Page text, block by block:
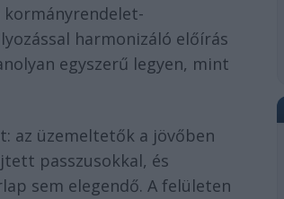
harmonizáló előírás
egyszerű legyen, mint
az üzemeltetők a jövőben
passzusokkal, és
sem elegendő. A felületen